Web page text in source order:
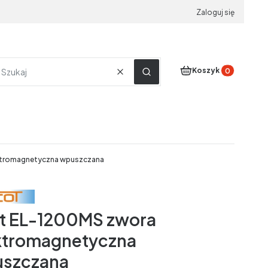
Zaloguj się
WyczyśćSzukaj
Produkty w
Koszyk
wpuszczana
EL-1200MS zwora